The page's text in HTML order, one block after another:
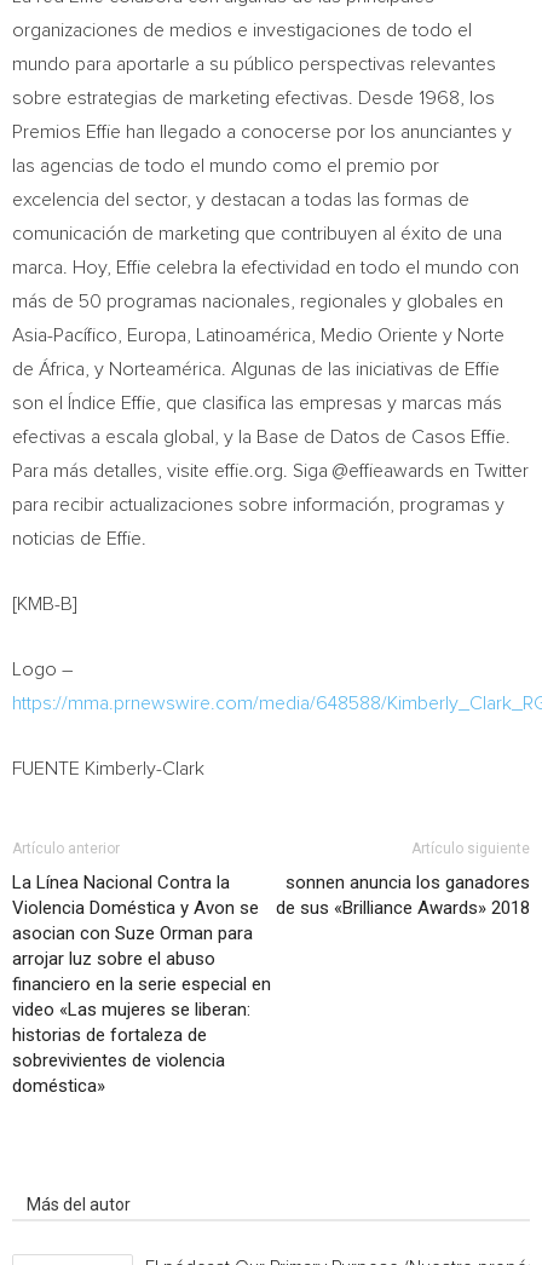
organizaciones de medios e investigaciones de todo el
mundo para aportarle a su público perspectivas relevantes
sobre estrategias de marketing efectivas. Desde 1968, los
Premios Effie han llegado a conocerse por los anunciantes y
las agencias de todo el mundo como el premio por
excelencia del sector, y destacan a todas las formas de
comunicación de marketing que contribuyen al éxito de una
marca. Hoy, Effie celebra la efectividad en todo el mundo con
más de 50 programas nacionales, regionales y globales en
Asia-Pacífico, Europa, Latinoamérica, Medio Oriente y Norte
de África, y Norteamérica. Algunas de las iniciativas de Effie
son el Índice Effie, que clasifica las empresas y marcas más
efectivas a escala global, y la Base de Datos de Casos Effie.
Para más detalles, visite effie.org. Siga @effieawards en Twitter
para recibir actualizaciones sobre información, programas y
noticias de Effie.
[KMB-B]
Logo –
https://mma.prnewswire.com/media/648588/
FUENTE Kimberly-Clark
Artículo anterior
La Línea Nacional Contra la
Violencia Doméstica y Avon se
asocian con Suze Orman para
arrojar luz sobre el abuso
financiero en la serie especial en
video «Las mujeres se liberan:
historias de fortaleza de
sobrevivientes de violencia
doméstica»
Artículo siguiente
sonnen anuncia los ganadores
de sus «Brilliance Awards» 2018
Más del autor